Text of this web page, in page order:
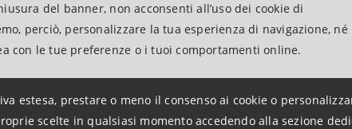
del banner, non acconsenti all’uso dei cookie di
perciò, personalizzare la tua esperienza di navigazione, né
con le tue preferenze o i tuoi comportamenti online.
estesa, prestare o meno il consenso ai cookie o
scelte in qualsiasi momento accedendo alla sezione
e culturali
it/sala-stampa/news